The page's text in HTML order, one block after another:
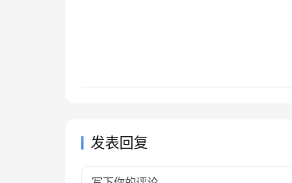
发表回复